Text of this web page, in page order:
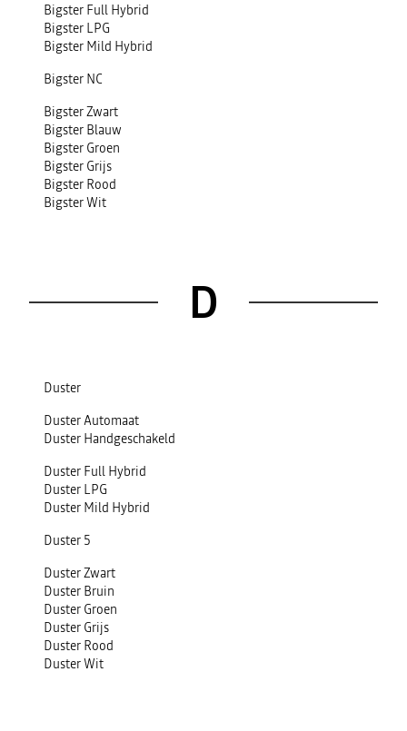
Bigster Full Hybrid
Bigster LPG
Bigster Mild Hybrid
Bigster NC
Bigster Zwart
Bigster Blauw
Bigster Groen
Bigster Grijs
Bigster Rood
Bigster Wit
D
Duster
Duster Automaat
Duster Handgeschakeld
Duster Full Hybrid
Duster LPG
Duster Mild Hybrid
Duster 5
Duster Zwart
Duster Bruin
Duster Groen
Duster Grijs
Duster Rood
Duster Wit